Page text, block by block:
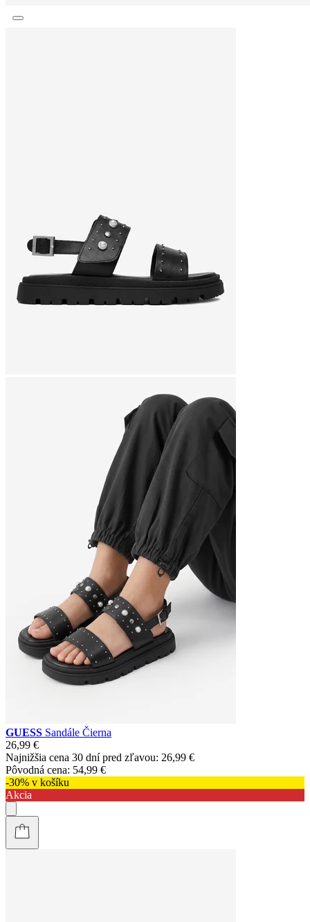
GUESS Sandále Čierna
26,99 €
Najnižšia cena 30 dní pred zľavou: 26,99 €
Pôvodná cena: 54,99 €
-30% v košíku
Akcia